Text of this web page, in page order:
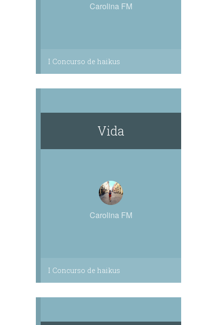
Carolina FM
I Concurso de haikus
Vida
Carolina FM
I Concurso de haikus